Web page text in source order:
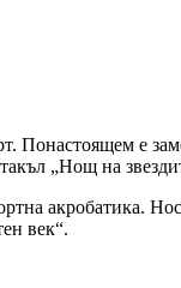
Понастоящем е
„Нощ на
акробатика.
век“.